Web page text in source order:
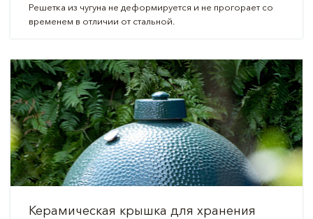
Решетка из чугуна не деформируется и не прогорает со
временем в отличии от стальной.
Керамическая крышка для хранения